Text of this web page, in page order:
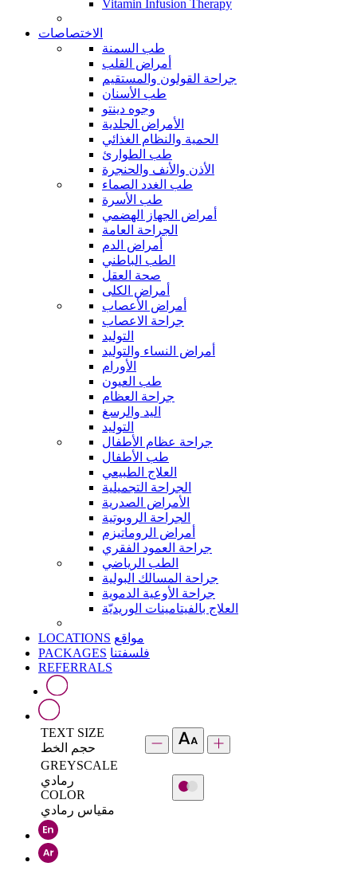
Vitamin Infusion Therapy
الاختصاصات
طب السمنة
أمراض القلب
جراحة القولون والمستقيم
طب الأسنان
وجوه دينتو
الأمراض الجلدية
الحمية والنظام الغذائي
طب الطوارئ
الأذن والأنف والحنجرة
طب الغدد الصماء
طب الأسرة
أمراض الجهاز الهضمي
الجراحة العامة
أمراض الدم
الطب الباطني
صحة العقل
أمراض الكلى
أمراض الأعصاب
جراحة الاعصاب
التوليد
أمراض النساء والتوليد
الأورام
طب العيون
جراحة العظام
اليد والرسغ
التوليد
جراحة عظام الأطفال
طب الأطفال
العلاج الطبيعي
الجراحة التجميلية
الأمراض الصدرية
الجراحة الروبوتية
أمراض الروماتيزم
جراحة العمود الفقري
الطب الرياضي
جراحة المسالك البولية
جراحة الأوعية الدموية
العلاج بالفيتامينات الوريديّة
LOCATIONS مواقع
PACKAGES فلسفتنا
REFERRALS
TEXT SIZE
حجم الخط
GREYSCALE
رمادي
COLOR
مقياس رمادي